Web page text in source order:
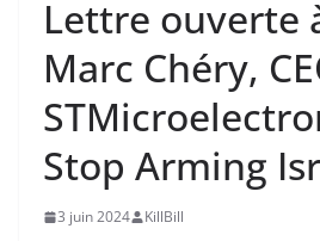
Lettre ouverte
Marc Chéry,
Stop Arming
3 juin 2024 KillBill